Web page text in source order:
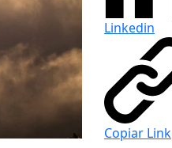
Linkedin
Copiar Link